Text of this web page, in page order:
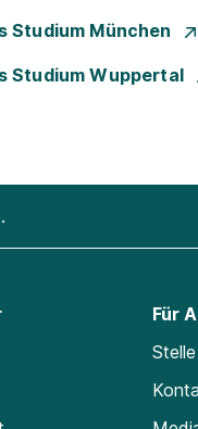
Studium München
Studium Wuppertal
Für